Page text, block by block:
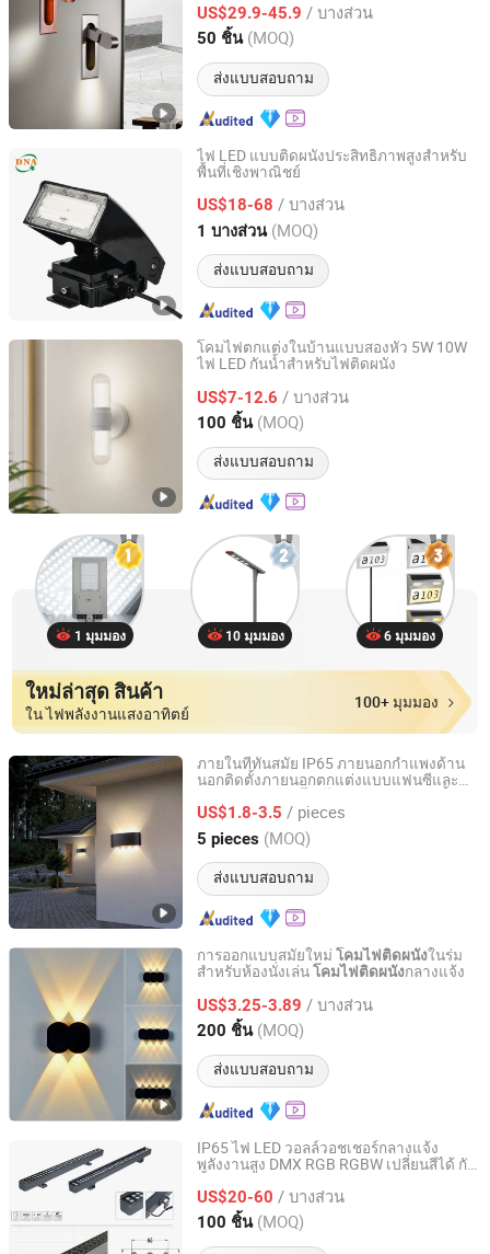
US$29.9-45.9 / บางส่วน
50 ชิ้น (MOQ)
ส่งแบบสอบถาม
Zhejiang, China อัตราจาก 2023
ไฟ LED แบบติดผนังประสิทธิภาพสูงสำหรับ
พื้นที่เชิงพาณิชย์
US$18-68 / บางส่วน
1 บางส่วน (MOQ)
ส่งแบบสอบถาม
Changzhou DNA International Co., Ltd
Jiangsu, China อัตราจาก 2026
โคมไฟตกแต่งในบ้านแบบสองหัว 5W 10W
ไฟ LED กันน้ำสำหรับไฟติดผนัง
US$7-12.6 / บางส่วน
100 ชิ้น (MOQ)
ส่งแบบสอบถาม
Zhongshan Chaolang Lighting Co., Ltd.
Guangdong, China อัตราจาก 2025
1 มุมมอง 10 มุมมอง 6 มุมมอง
ใหม่ล่าสุด สินค้า
ใน ไฟพลังงานแสงอาทิตย์
100+ มุมมอง
ภายในที่ทันสมัย IP65 ภายนอกกำแพงด้าน
นอกติดตั้งภายนอกตกแต่งแบบแฟนซีและ
โคมไฟติดผนังภายนอกอาคาร /
ผนัง
US$1.8-3.5 / pieces
5 pieces (MOQ)
ส่งแบบสอบถาม
Anhui Baoyang Lighting Technology Co., Ltd.
Anhui, China อัตราจาก 2024
การออกแบบสมัยใหม่ โคมไฟติดผนังในร่ม
สำหรับห้องนั่งเล่นโคมไฟติดผนังกลางแจ้ง
US$3.25-3.89 / บางส่วน
200 ชิ้น (MOQ)
ส่งแบบสอบถาม
Zhejiang Efon Lighting Co., Ltd.
Zhejiang, China อัตราจาก 2023
IP65 ไฟ LED วอลล์วอชเชอร์กลางแจ้ง
พลังงานสูง DMX RGB RGBW เปลี่ยนสีได้ กัน
US$20-60 / บางส่วน
100 ชิ้น (MOQ)
World-Dawn Lighting Co., Limited
Guangdong, China อัตราจาก 2011